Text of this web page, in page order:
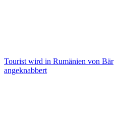
Tourist wird in Rumänien von Bär
angeknabbert